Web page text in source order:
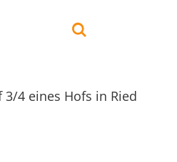
3/4 eines Hofs in Ried